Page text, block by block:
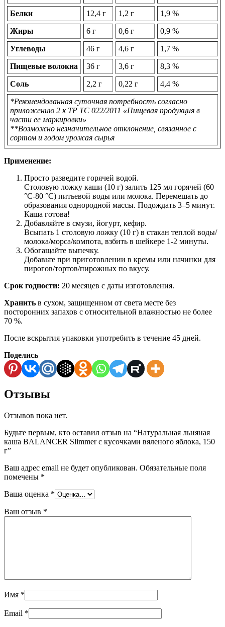
Белки 12,4 г 1,2 г 1,9 %
Жиры 6 г 0,6 г 0,9 %
Углеводы 46 г 4,6 г 1,7 %
Пищевые волокна 36 г 3,6 г 8,3 %
Соль 2,2 г 0,22 г 4,4 %
*Рекомендованная суточная потребность согласно
приложению 2 к ТР ТС 022/2011 «Пищевая продукция в
части ее маркировки»
**Возможно незначительное отклонение, связанное с
сортом и годом урожая сырья
Применение:
Просто разведите горячей водой.
Столовую ложку каши (10 г) залить 125 мл горячей (60
°С-80 °С) питьевой воды или молока. Перемешать до
образования однородной массы. Подождать 3–5 минут.
Каша готова!
Добавляйте в смузи, йогурт, кефир.
Всыпать 1 столовую ложку (10 г) в стакан теплой воды/
молока/морса/компота, взбить в шейкере 1-2 минуты.
Обогащайте выпечку.
Добавьте при приготовлении в кремы или начинки для
пирогов/тортов/пирожных по вкусу.
Срок годности: 20 месяцев с даты изготовления.
Хранить в сухом, защищенном от света месте без
посторонних запахов с относительной влажностью не более
70 %.
После вскрытия упаковки употребить в течение 45 дней.
Поделись
Отзывы
Отзывов пока нет.
Будьте первым, кто оставил отзыв на “Натуральная льняная
каша BALANCER Slimmer с кусочками вяленого яблока, 150
г”
Ваш адрес email не будет опубликован. Обязательные поля
помечены *
Ваша оценка *
Ваш отзыв *
Имя *
Email *